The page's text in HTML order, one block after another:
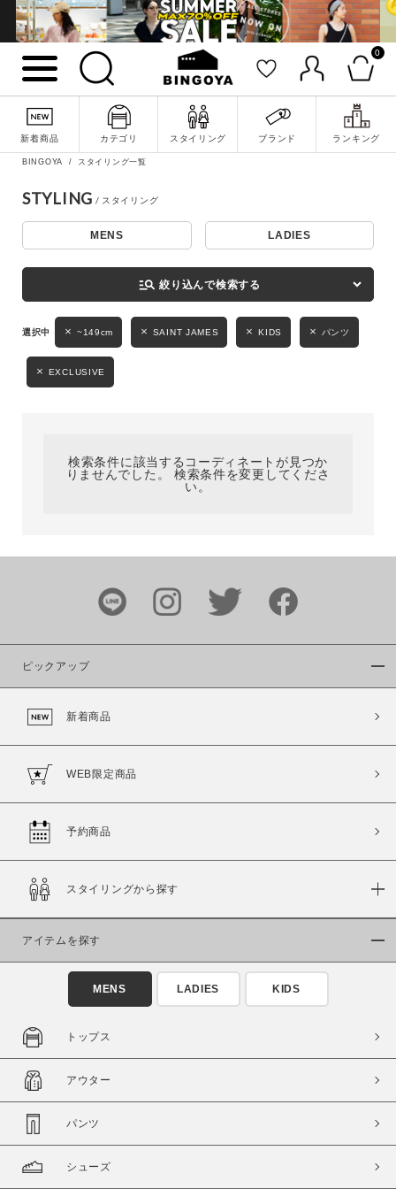
0
新着商品 カテゴリ スタイリング ブランド ランキング
詳細検索
キーワード
性別
MENS LADIES KIDS
ブランド
カラー
商品タイプ
通常商品
セール価格 WEB限定
在庫
在庫あり
BINGOYA スタイリング一覧
STYLING
MENS LADIES
manage_search 絞り込んで検索する
~149cm SAINT JAMES KIDS パンツ
EXCLUSIVE
検索条件に該当するコーディネートが見つか
りませんでした。 検索条件を変更してくださ
い。
ピックアップ
新着商品
WEB限定商品
予約商品
スタイリングから探す
アイテムを探す
MENS LADIES KIDS
トップス
アウター
パンツ
シューズ